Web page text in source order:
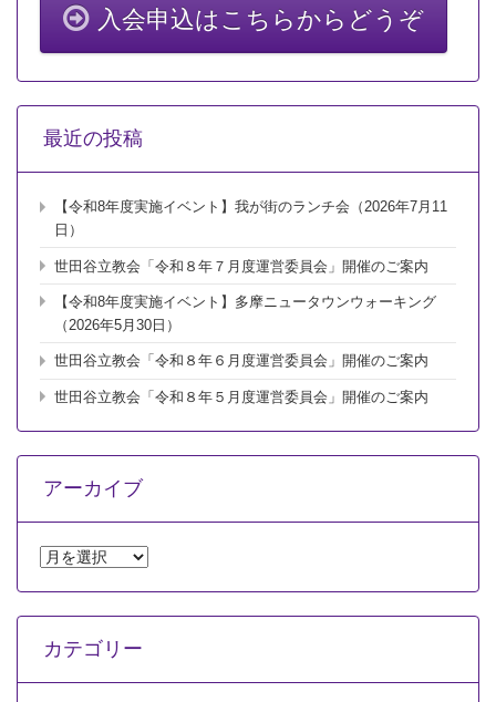
し
た
入会申込はこちらからどうぞ
最近の投稿
【令和8年度実施イベント】我が街のランチ会（2026年7月11
日）
世田谷立教会「令和８年７月度運営委員会」開催のご案内
【令和8年度実施イベント】多摩ニュータウンウォーキング
（2026年5月30日）
世田谷立教会「令和８年６月度運営委員会」開催のご案内
世田谷立教会「令和８年５月度運営委員会」開催のご案内
アーカイブ
ア
ブ
カテゴリー